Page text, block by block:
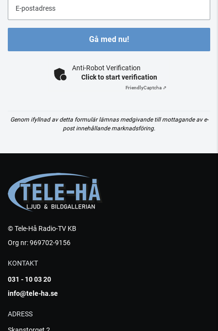
E-postadress
Gå med nu!
Anti-Robot Verification
Click to start verification
FriendlyCaptcha ⇗
Genom ifyllnad av detta formulär lämnas medgivande till mottagande av e-
post innehållande marknadsföring.
© Tele-Hå Radio-TV KB
Org nr: 969702-9156
KONTAKT
031 - 10 03 20
info@tele-ha.se
ADRESS